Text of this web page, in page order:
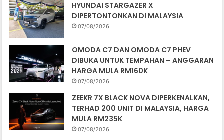
HYUNDAI STARGAZER X
DIPERTONTONKAN DI MALAYSIA
07/08/2026
OMODA C7 DAN OMODA C7 PHEV
DIBUKA UNTUK TEMPAHAN – ANGGARAN
HARGA MULA RM160K
07/08/2026
ZEEKR 7X BLACK NOVA DIPERKENALKAN,
TERHAD 200 UNIT DI MALAYSIA, HARGA
MULA RM235K
07/08/2026